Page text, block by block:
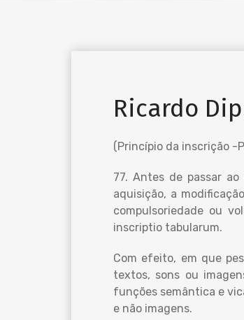
Ricardo
(Princípio da inscrição -
77. Antes de passar
aquisição, a
compulsoriedade ou
inscriptio tabularum.
Com efeito, em que
textos, sons ou
funções semântica e
e não imagens.